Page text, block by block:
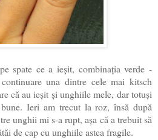
spate ce a ieșit, combinația verde -
una dintre cele mai kitsch
că au ieșit și unghiile mele, dar totuși
Ieri am trecut la roz, însă după
unghii mi s-a rupt, așa că a trebuit să
de cap cu unghiile astea fragile.